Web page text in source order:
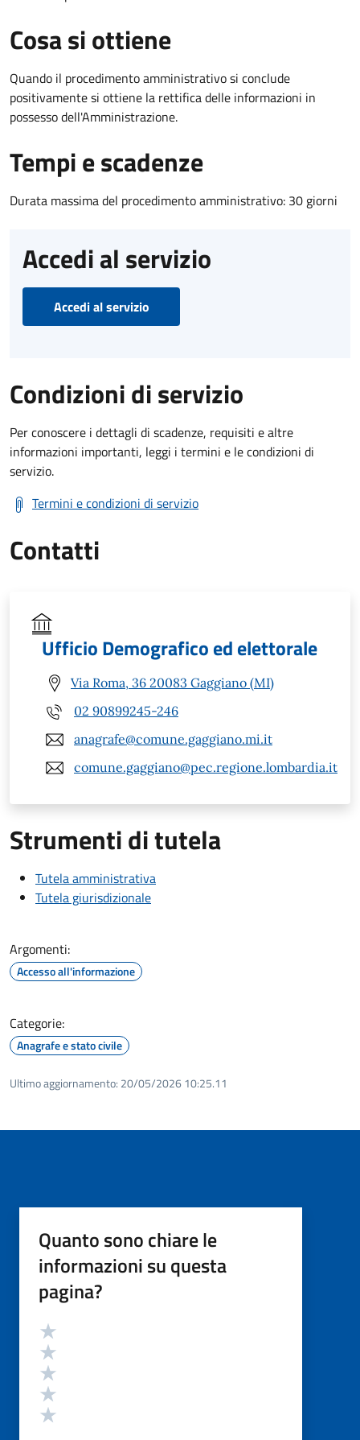
Cosa si ottiene
Quando il procedimento amministrativo si conclude
positivamente si ottiene la rettifica delle informazioni in
possesso dell'Amministrazione.
Tempi e scadenze
Durata massima del procedimento amministrativo: 30 giorni
Accedi al servizio
Accedi al servizio
Condizioni di servizio
Per conoscere i dettagli di scadenze, requisiti e altre
informazioni importanti, leggi i termini e le condizioni di
servizio.
Termini e condizioni di servizio
Contatti
Ufficio Demografico ed elettorale
Via Roma, 36 20083 Gaggiano (MI)
02 90899245-246
anagrafe@comune.gaggiano.mi.it
comune.gaggiano@pec.regione.lombardia.it
Strumenti di tutela
Tutela amministrativa
Tutela giurisdizionale
Argomenti:
Accesso all'informazione
Categorie:
Anagrafe e stato civile
Ultimo aggiornamento: 20/05/2026 10:25.11
Quanto sono chiare le
informazioni su questa
pagina?
Valutazione